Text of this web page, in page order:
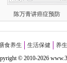
陈万青讲癌症预防
食养生 生活保健
养
©2010-2026